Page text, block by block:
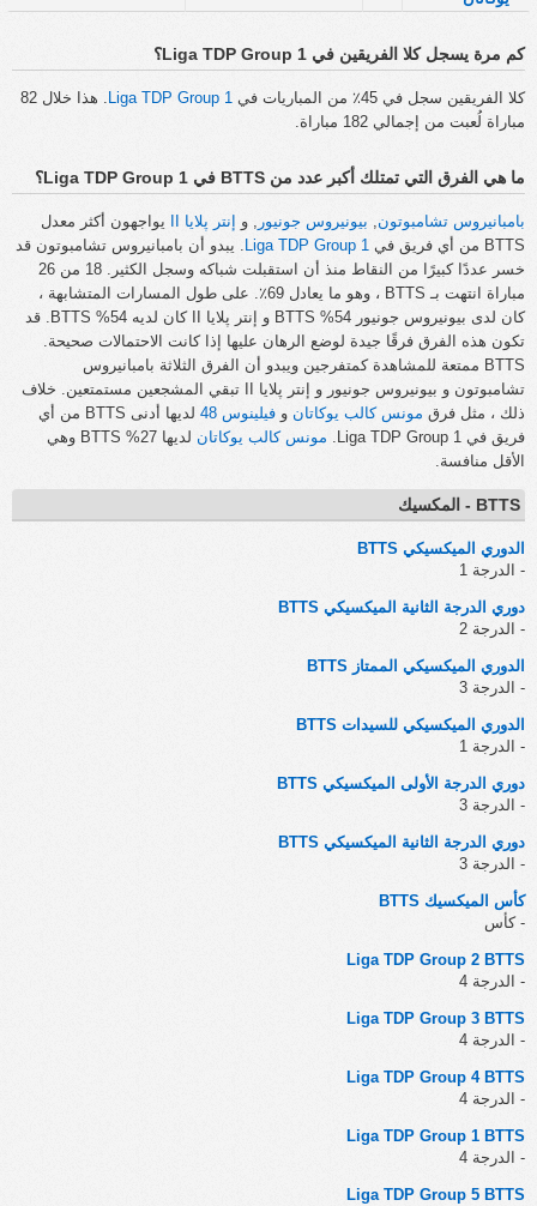
كم مرة يسجل كلا الفريقين في Liga TDP Group 1؟
كلا الفريقين سجل في 45٪ من المباريات في Liga TDP Group 1
. هذا خلال 82
مباراة لُعبت من إجمالي 182 مباراة.
ما هي الفرق التي تمتلك أكبر عدد من BTTS في Liga TDP Group 1؟
بامبانيروس تشامبوتون, بيونيروس جونيور , و إنتر پلايا II
يواجهون أكثر معدل
BTTS من أي فريق في
Liga TDP Group 1 . يبدو أن بامبانيروس تشامبوتون قد
خسر عددًا كبيرًا من النقاط منذ أن استقبلت شباكه وسجل الكثير. 18 من 26
مباراة انتهت بـ BTTS ، وهو ما يعادل 69٪. على طول المسارات المتشابهة ،
كان لدى بيونيروس جونيور 54% BTTS و إنتر پلايا II كان لديه 54% BTTS. قد
تكون هذه الفرق فرقًا جيدة لوضع الرهان عليها إذا كانت الاحتمالات صحيحة.
BTTS ممتعة للمشاهدة كمتفرجين ويبدو أن الفرق الثلاثة بامبانيروس
تشامبوتون و بيونيروس جونيور و إنتر پلايا II تبقي المشجعين مستمتعين. خلاف
ذلك ، مثل فرق مونس كالب يوكاتان و فيلينوس 48
لديها أدنى BTTS من أي
فريق في Liga TDP Group 1.
مونس كالب يوكاتان
لديها 27% BTTS وهي
الأقل منافسة.
BTTS - المكسيك
الدوري الميكسيكي BTTS
- الدرجة 1
دوري الدرجة الثانية الميكسيكي BTTS
- الدرجة 2
الدوري الميكسيكي الممتاز BTTS
- الدرجة 3
الدوري الميكسيكي للسيدات BTTS
- الدرجة 1
دوري الدرجة الأولى الميكسيكي BTTS
- الدرجة 3
دوري الدرجة الثانية الميكسيكي BTTS
- الدرجة 3
كأس الميكسيك BTTS
- كأس
Liga TDP Group 2 BTTS
- الدرجة 4
Liga TDP Group 3 BTTS
- الدرجة 4
Liga TDP Group 4 BTTS
- الدرجة 4
Liga TDP Group 1 BTTS
- الدرجة 4
Liga TDP Group 5 BTTS